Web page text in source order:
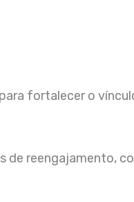
fortalecer o
de reengajamento,